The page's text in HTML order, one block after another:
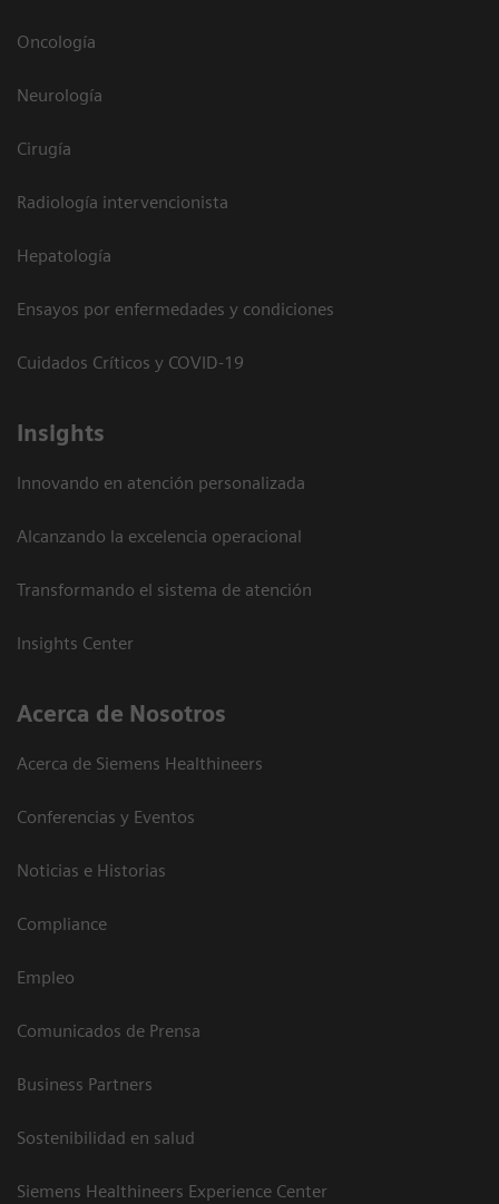
Oncología
Neurología
Cirugía
Radiología intervencionista
Hepatología
Ensayos por enfermedades y condiciones
Cuidados Críticos y COVID-19
Insights
Innovando en atención personalizada
Alcanzando la excelencia operacional
Transformando el sistema de atención
Insights Center
Acerca de Nosotros
Acerca de Siemens Healthineers
Conferencias y Eventos
Noticias e Historias
Compliance
Empleo
Comunicados de Prensa
Business Partners
Sostenibilidad en salud
Siemens Healthineers Experience Center